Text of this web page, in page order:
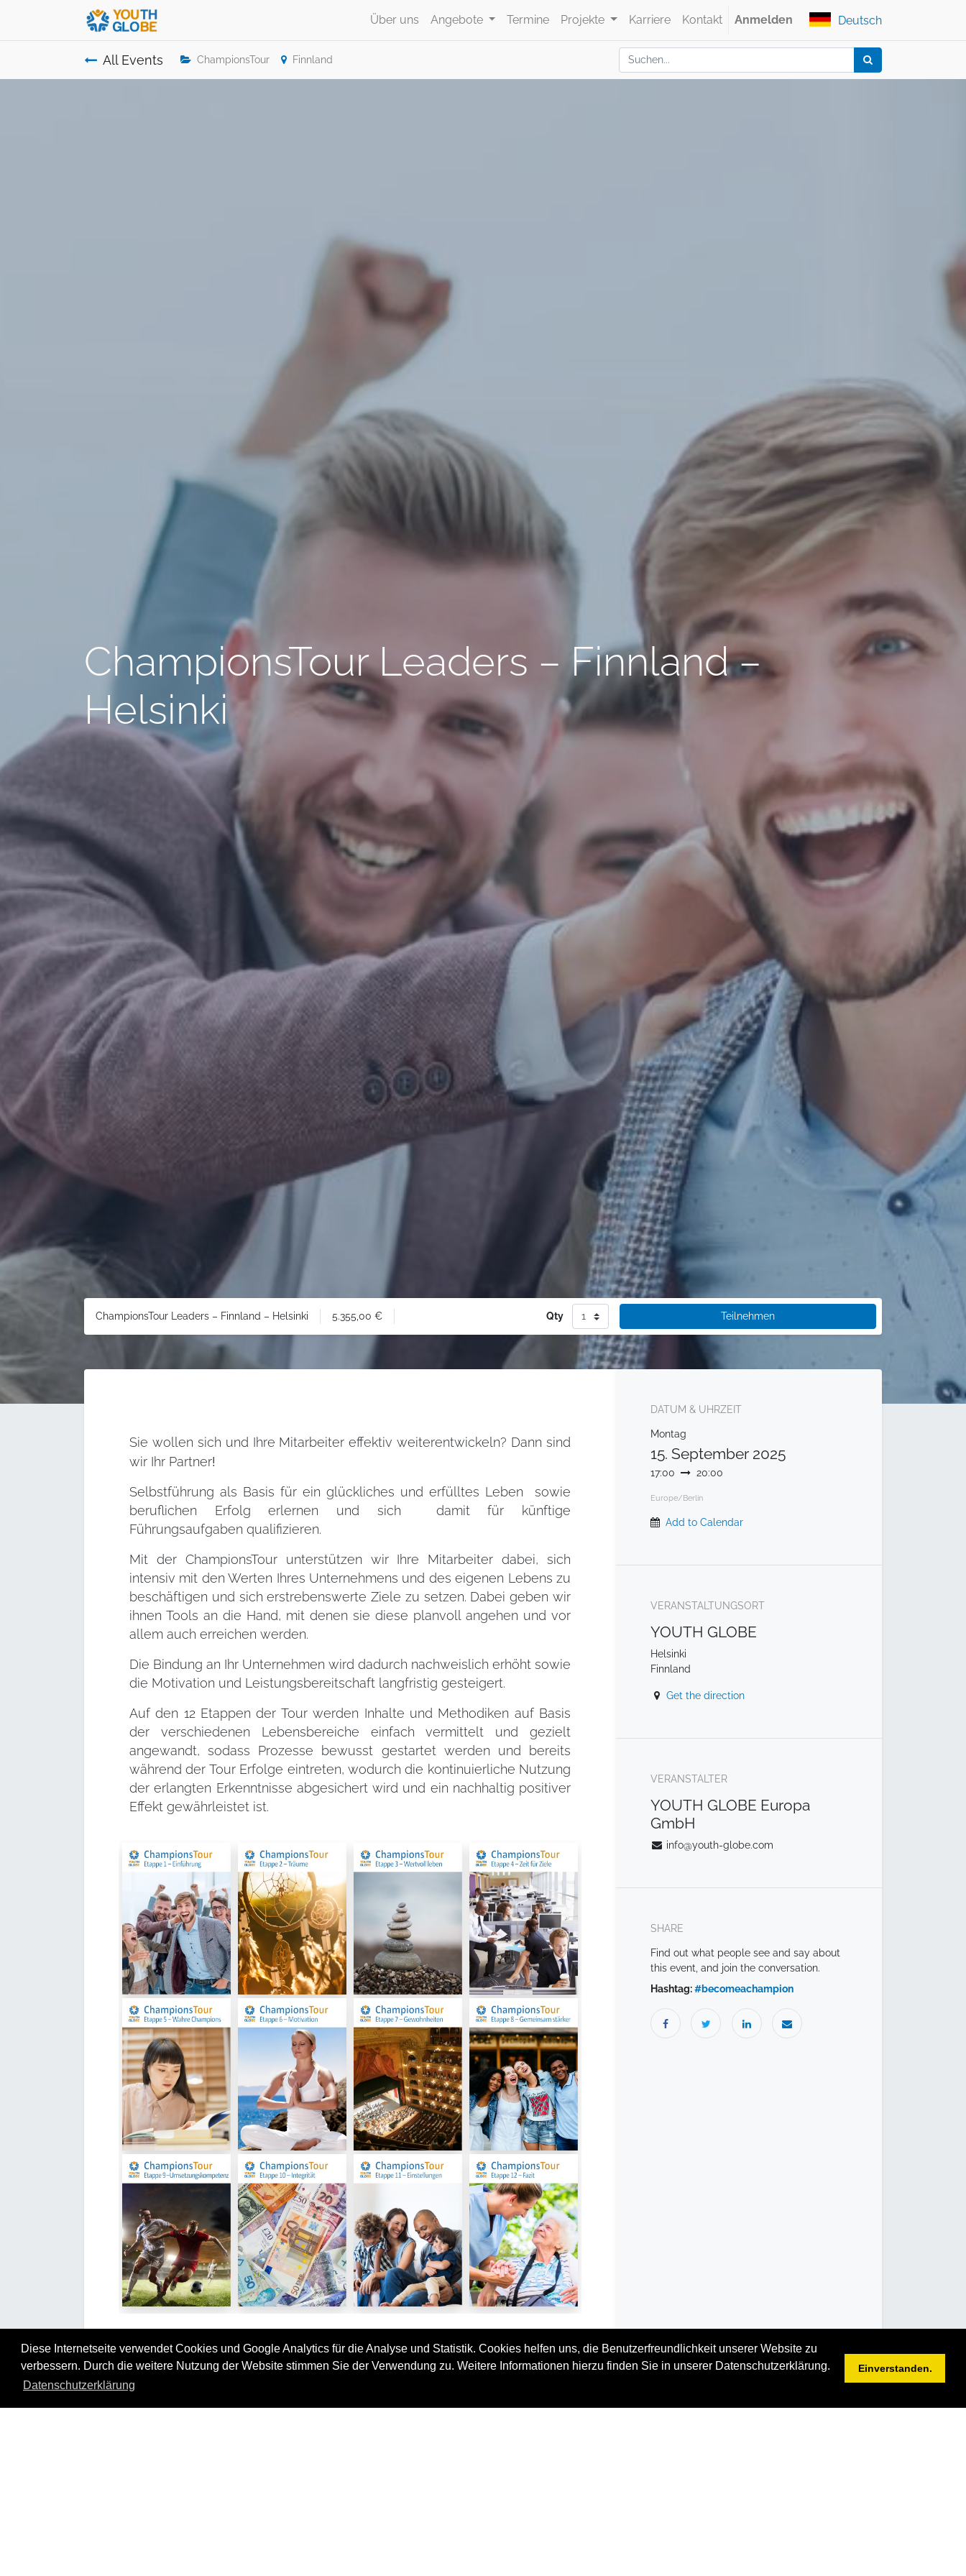
Diese Internetseite verwendet Cookies und Google Analytics für die Analyse und Statistik. Cookies helfen uns, die Benutzerfreundlichkeit unserer Website zu
verbessern. Durch die weitere Nutzung der Website stimmen Sie der Verwendung zu. Weitere Informationen hierzu finden Sie in unserer Datenschutzerklärung.
Datenschutzerklärung
Einverstanden.
Über uns Angebote Termine Projekte Karriere Kontakt Anmelden Deutsch
All Events ChampionsTour Finnland
ChampionsTour Leaders – Finnland –
Helsinki
ChampionsTour Leaders – Finnland – Helsinki 5.355,00 € Qty Teilnehmen
Sie wollen sich und Ihre Mitarbeiter effektiv weiterentwickeln? Dann sind
wir Ihr Partner!
Selbstführung als Basis für ein glückliches und erfülltes Leben sowie
beruflichen Erfolg erlernen und sich damit für künftige
Führungsaufgaben qualifizieren.
Mit der ChampionsTour unterstützen wir Ihre Mitarbeiter dabei, sich
intensiv mit den Werten Ihres Unternehmens und des eigenen Lebens zu
beschäftigen und sich erstrebenswerte Ziele zu setzen. Dabei geben wir
ihnen Tools an die Hand, mit denen sie diese planvoll angehen und vor
allem auch erreichen werden.
Die Bindung an Ihr Unternehmen wird dadurch nachweislich erhöht sowie
die Motivation und Leistungsbereitschaft langfristig gesteigert.
Auf den 12 Etappen der Tour werden Inhalte und Methodiken auf Basis
der verschiedenen Lebensbereiche einfach vermittelt und gezielt
angewandt, sodass Prozesse bewusst gestartet werden und bereits
während der Tour Erfolge eintreten, wodurch die kontinuierliche Nutzung
der erlangten Erkenntnisse abgesichert wird und ein nachhaltig positiver
Effekt gewährleistet ist.
Tourverlauf
Die Tour steht unter dem Motto „Werde
Vorteile und Nutzen
DATUM & UHRZEIT
Montag
15. September 2025
17:00 20:00
Europe/Berlin
Add to Calendar
VERANSTALTUNGSORT
YOUTH GLOBE
Helsinki
Finnland
Get the direction
VERANSTALTER
YOUTH GLOBE Europa
GmbH
info@youth-globe.com
SHARE
Find out what people see and say about
this event, and join the conversation.
Hashtag:#becomeachampion